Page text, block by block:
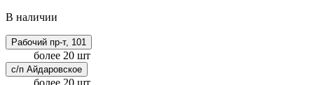
В наличии
Рабочий пр-т, 101
более 20 шт
с/п Айдаровское
более 20 шт